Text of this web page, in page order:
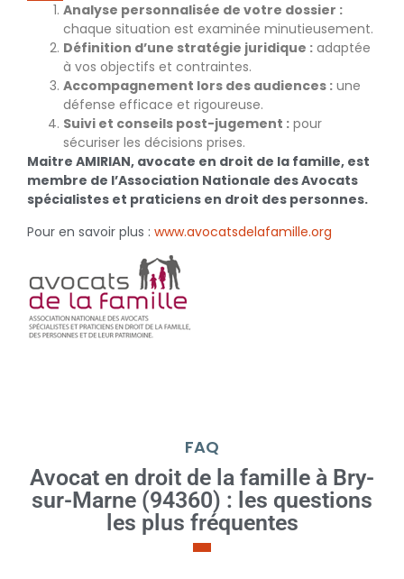
Analyse personnalisée de votre dossier :
chaque situation est examinée minutieusement.
Définition d’une stratégie juridique : adaptée
à vos objectifs et contraintes.
Accompagnement lors des audiences : une
défense efficace et rigoureuse.
Suivi et conseils post-jugement : pour
sécuriser les décisions prises.
Maitre AMIRIAN, avocate en droit de la famille, est
membre de l’Association Nationale des Avocats
spécialistes et praticiens en droit des personnes.
Pour en savoir plus : www.avocatsdelafamille.org
FAQ
Avocat en droit de la famille à Bry-
sur-Marne (94360) : les questions
les plus fréquentes